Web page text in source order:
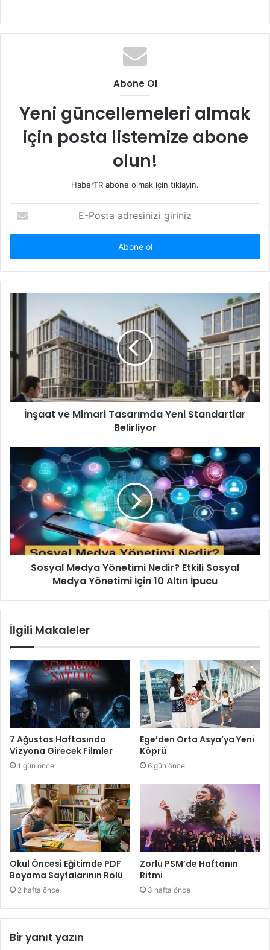
Abone Ol
Yeni güncellemeleri almak
için posta listemize abone
olun!
HaberTR abone olmak için tıklayın.
Posta
adresinizi
İnşaat ve Mimari Tasarımda Yeni Standartlar
Belirliyor
Sosyal Medya Yönetimi Nedir? Etkili Sosyal
Medya Yönetimi İçin 10 Altın İpucu
İlgili Makaleler
7 Ağustos Haftasında
Vizyona Girecek Filmler
1 gün önce
Ege’den Orta Asya’ya Yeni
Köprü
6 gün önce
Okul Öncesi Eğitimde PDF
Boyama Sayfalarının Rolü
2 hafta önce
Zorlu PSM’de Haftanın
Ritmi
3 hafta önce
Bir yanıt yazın